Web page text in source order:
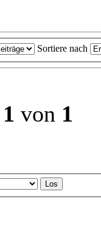
Sortiere nach
1 von 1